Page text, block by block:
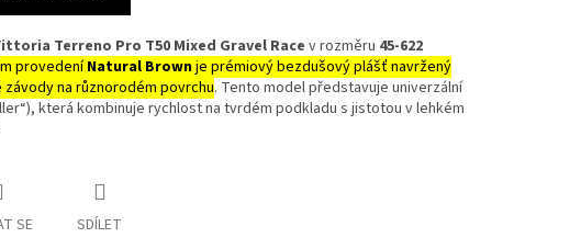
Vittoria Terreno Pro T50 Mixed Gravel Race v rozměru 45-622
provedeníNatural Brownje prémiový bezdušový plášť navržený
na různorodém povrchu. Tento model představuje univerzální
která kombinuje rychlost na tvrdém podkladu s jistotou v lehkém
SE SDÍLET